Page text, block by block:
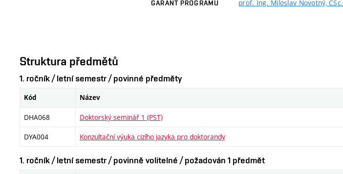
GARANT PROGRAMU prof. Ing. Miloslav Novotný, CSc.
Struktura předmětů
1. ročník / letní semestr / povinné předměty
Kód Název
DHA068 Doktorský seminář 1 (PST)
DYA004 Konzultační výuka cizího jazyka pro doktorandy
1. ročník / letní semestr / povinně volitelné / požadován 1 předmět